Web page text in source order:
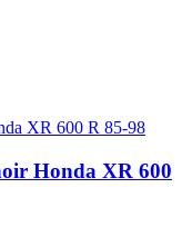
Honda XR 600